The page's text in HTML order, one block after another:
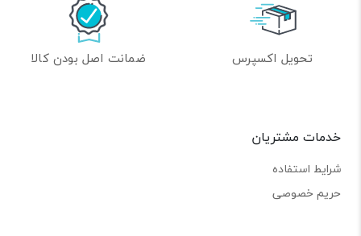
تحویل اکسپرس ضمانت اصل بودن کالا
خدمات مشتریان
شرایط استفاده
حریم خصوصی